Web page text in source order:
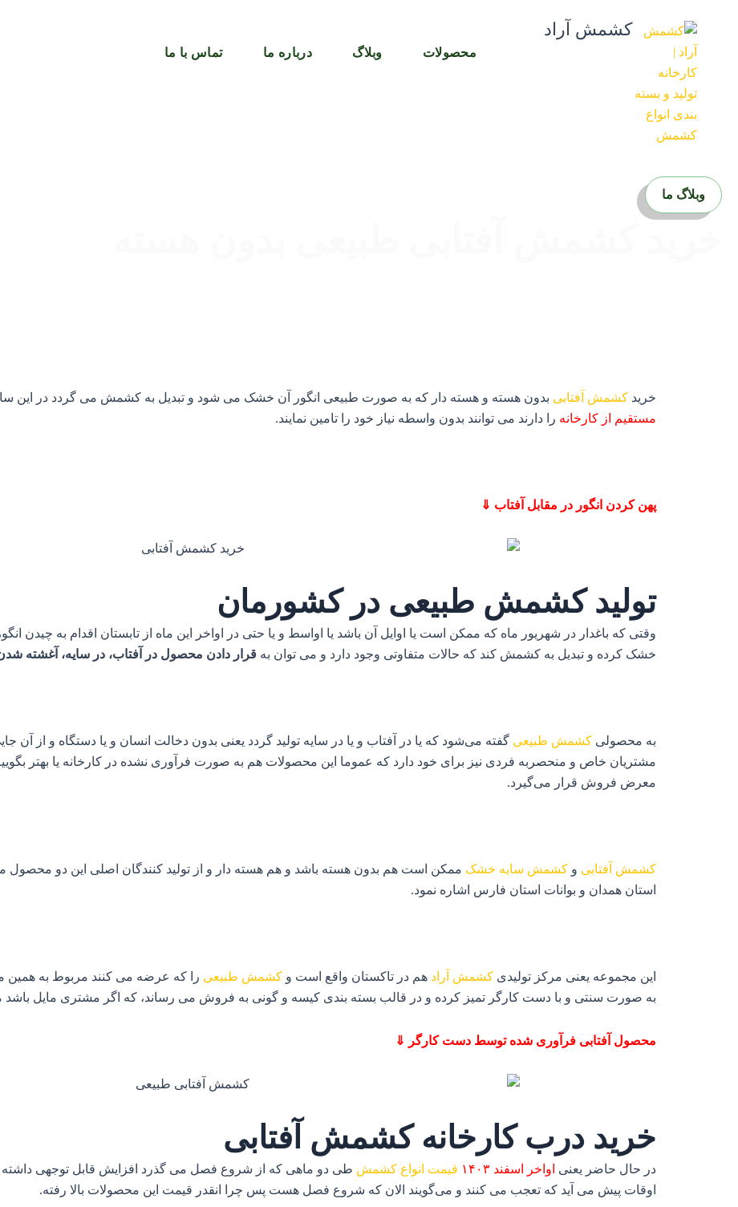
کشمش آراد
محصولات وبلاگ درباره ما تماس با ما
وبلاگ ما
خرید کشمش آفتابی بدون هسته و هسته دار که به صورت طبیعی انگور آن خشک می شود و تبدیل به کشمش می گردد در این
مستقیم از کارخانه را دارند می توانند بدون واسطه نیاز خود را تامین نمایند.
پهن کردن انگور در مقابل آفتاب ⇓
تولید کشمش طبیعی در کشورمان
وقتی که باغدار در شهریور ماه که ممکن است یا اوایل آن باشد یا اواسط و یا حتی در اواخر این ماه از تابستان اقدام به چیدن
خشک کرده و تبدیل به کشمش کند که حالات متفاوتی وجود دارد و می توان به قرار دادن محصول در آفتاب، در سایه، آغشته شدن
به محصولی کشمش طبیعی گفته می‌شود که یا در آفتاب و یا در سایه تولید گردد یعنی بدون دخالت انسان و یا دستگاه و از آن
مشتریان خاص و منحصربه فردی نیز برای خود دارد که عموما این محصولات هم به صورت فرآوری نشده در کارخانه یا بهتر
معرض فروش قرار می‌گیرد.
کشمش آفتابی و کشمش سایه خشک ممکن است هم بدون هسته باشد و هم هسته دار و از تولید کنندگان اصلی این دو محصول
استان همدان و بوانات استان فارس اشاره نمود.
این مجموعه یعنی مرکز تولیدی کشمش آراد هم در تاکستان واقع است و کشمش طبیعی را که عرضه می کنند مربوط به همین
به صورت سنتی و با دست کارگر تمیز کرده و در قالب بسته بندی کیسه و گونی به فروش می رساند، که اگر مشتری مایل باشد می
محصول آفتابی فرآوری شده توسط دست کارگر ⇓
خرید درب کارخانه کشمش آفتابی
در حال حاضر یعنی اواخر اسفند ۱۴۰۳ قیمت انواع کشمش طی دو ماهی که از شروع فصل می گذرد افزایش قابل توجهی داشته
اوقات پیش می آید که تعجب می‌ کنند و می‌گویند الان که شروع فصل هست پس چرا انقدر قیمت این محصولات بالا رفته.